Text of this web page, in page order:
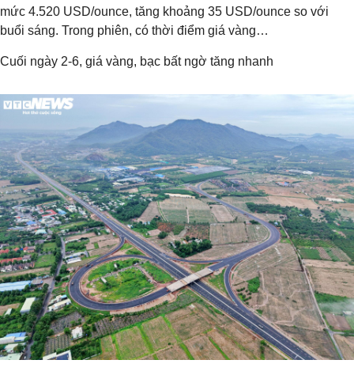
mức 4.520 USD/ounce, tăng khoảng 35 USD/ounce so với
buổi sáng. Trong phiên, có thời điểm giá vàng…
Cuối ngày 2-6, giá vàng, bạc bất ngờ tăng nhanh